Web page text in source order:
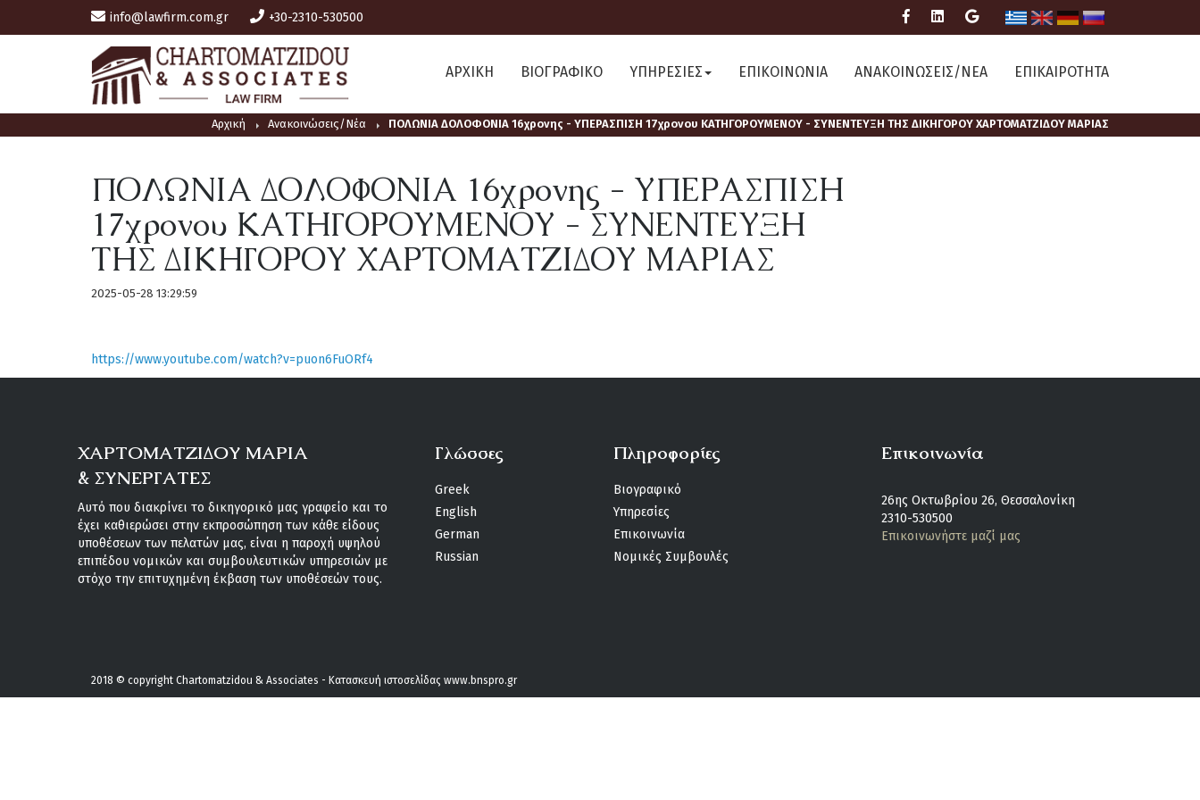
info@lawfirm.com.gr +30-2310-530500
ΑΡΧΙΚΗ ΒΙΟΓΡΑΦΙΚΟ ΥΠΗΡΕΣΙΕΣ ΕΠΙΚΟΙΝΩΝΙΑ ΑΝΑΚΟΙΝΩΣΕΙΣ/ΝΕΑ ΕΠΙΚΑΙΡΟΤΗΤΑ
Αρχική Ανακοινώσεις/Νέα ΠΟΛΩΝΙΑ ΔΟΛΟΦΟΝΙΑ 16χρονης - ΥΠΕΡΑΣΠΙΣΗ 17χρονου ΚΑΤΗΓΟΡΟΥΜΕΝΟΥ - ΣΥΝΕΝΤΕΥΞΗ ΤΗΣ ΔΙΚΗΓΟΡΟΥ ΧΑΡΤΟΜΑΤΖΙΔΟΥ ΜΑΡΙΑΣ
ΠΟΛΩΝΙΑ ΔΟΛΟΦΟΝΙΑ 16χρονης - ΥΠΕΡΑΣΠΙΣΗ
17χρονου ΚΑΤΗΓΟΡΟΥΜΕΝΟΥ - ΣΥΝΕΝΤΕΥΞΗ
ΤΗΣ ΔΙΚΗΓΟΡΟΥ ΧΑΡΤΟΜΑΤΖΙΔΟΥ ΜΑΡΙΑΣ
2025-05-28 13:29:59
https://www.youtube.com/watch?v=puon6FuORf4
ΧΑΡΤΟΜΑΤΖΙΔΟΥ ΜΑΡΙΑ
& ΣΥΝΕΡΓΑΤΕΣ
Αυτό που διακρίνει το δικηγορικό μας γραφείο και το
έχει καθιερώσει στην εκπροσώπηση των κάθε είδους
υποθέσεων των πελατών μας, είναι η παροχή υψηλού
επιπέδου νομικών και συμβουλευτικών υπηρεσιών με
στόχο την επιτυχημένη έκβαση των υποθέσεών τους.
Γλώσσες
Greek
English
German
Russian
Πληροφορίες
Βιογραφικό
Υπηρεσίες
Επικοινωνία
Νομικές Συμβουλές
Επικοινωνία
26ης Οκτωβρίου 26, Θεσσαλονίκη
2310-530500
Επικοινωνήστε μαζί μας
2018 © copyright Chartomatzidou & Associates - Κατασκευή ιστοσελίδας www.bnspro.gr